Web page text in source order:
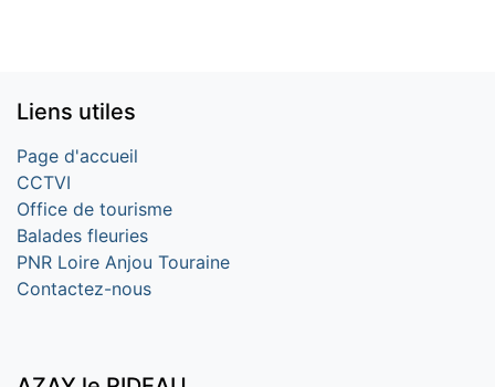
Liens utiles
Page d'accueil
CCTVI
Office de tourisme
Balades fleuries
PNR Loire Anjou Touraine
Contactez-nous